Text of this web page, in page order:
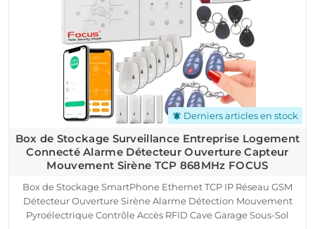
notifications_active Derniers articles en stock
Box de Stockage Surveillance Entreprise Logement
Connecté Alarme Détecteur Ouverture Capteur
Mouvement Sirène TCP 868MHz FOCUS
Box de Stockage SmartPhone Ethernet TCP IP Réseau GSM
Détecteur Ouverture Sirène Alarme Détection Mouvement
Pyroélectrique Contrôle Accès RFID Cave Garage Sous-Sol